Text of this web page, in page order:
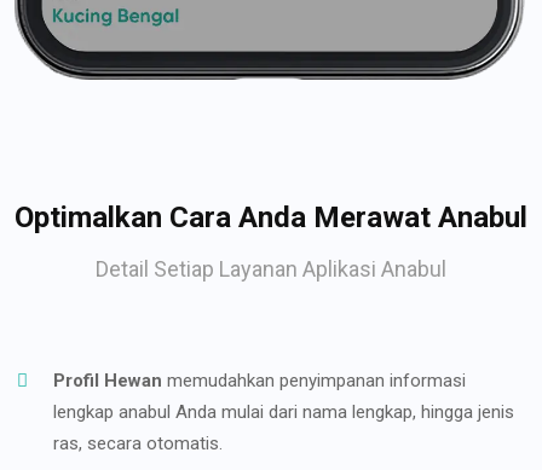
Optimalkan Cara Anda Merawat Anabul
Detail Setiap Layanan Aplikasi Anabul
Profil Hewan memudahkan penyimpanan informasi
lengkap anabul Anda mulai dari nama lengkap, hingga jenis
ras, secara otomatis.